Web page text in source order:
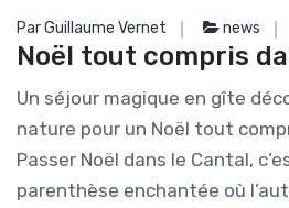
Par Guillaume Vernet news
Noël tout compris
Un séjour magique en gîte
nature pour un Noël tout
Passer Noël dans le Cantal,
parenthèse enchantée où